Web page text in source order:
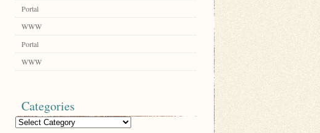
Portal
WWW
Portal
WWW
Categories
Categories